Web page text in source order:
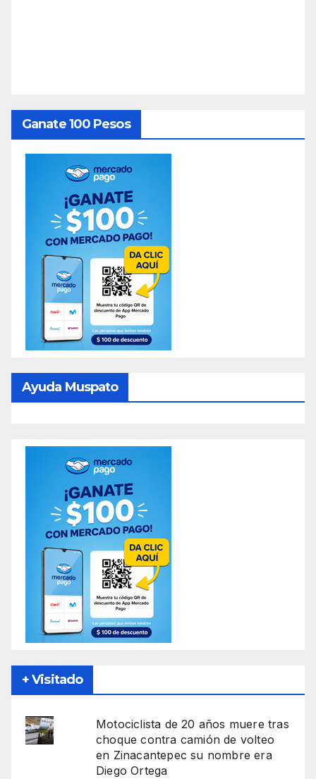
Ganate 100 Pesos
Ayuda Muspato
+ Visitado
Motociclista de 20 años muere tras
choque contra camión de volteo
en Zinacantepec su nombre era
Diego Ortega